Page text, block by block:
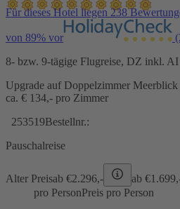
Für dieses Hotel liegen 238
von 89% vor
8- bzw. 9-tägige Flugreise, DZ inkl.
Upgrade auf Doppelzimmer
ca. € 134,- pro Zimmer
253519Bestellnr.:
Pauschalreise
Alter Preisab €2.296,- ab €
pro PersonPreis pro Person